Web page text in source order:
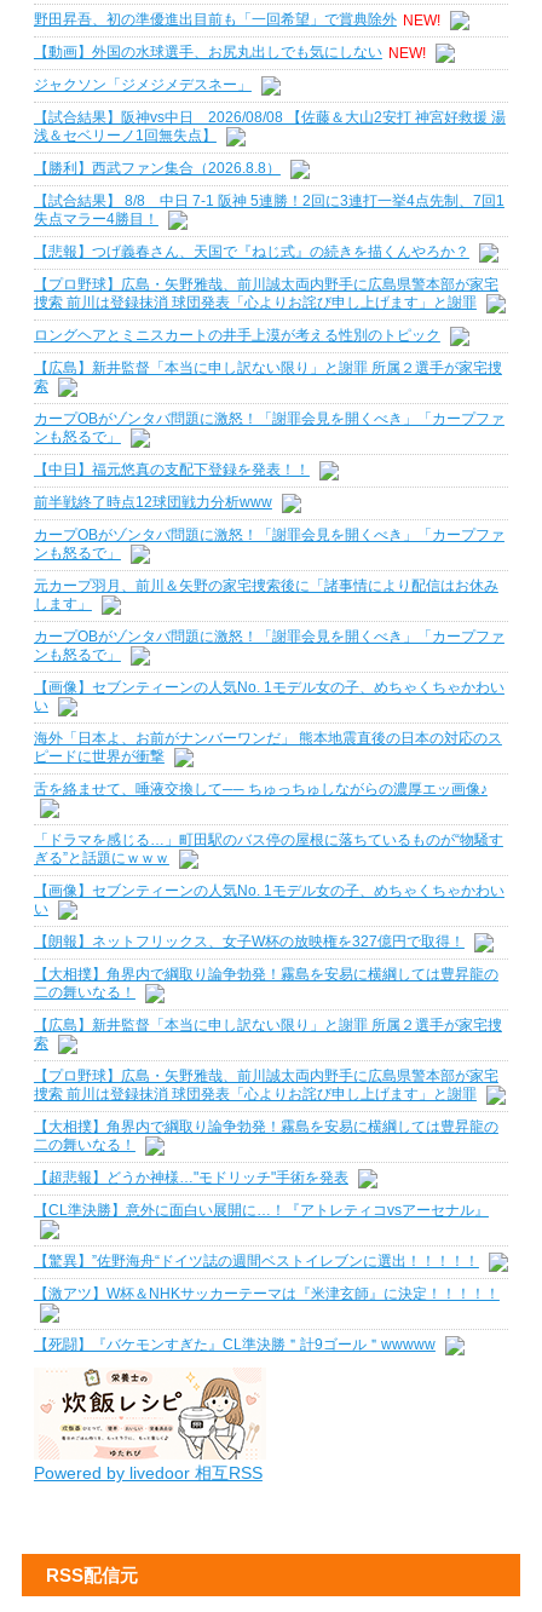
野田昇吾、初の準優進出目前も「一回希望」で賞典除外 NEW!
【動画】外国の水球選手、お尻丸出しでも気にしない NEW!
ジャクソン「ジメジメデスネー」
【試合結果】阪神vs中日 2026/08/08 【佐藤＆大山2安打 神宮好救援 湯
浅＆セベリーノ1回無失点】
【勝利】西武ファン集合（2026.8.8）
【試合結果】 8/8 中日 7-1 阪神 5連勝！2回に3連打一挙4点先制、7回1
失点マラー4勝目！
【悲報】つげ義春さん、天国で『ねじ式』の続きを描くんやろか？
【プロ野球】広島・矢野雅哉、前川誠太両内野手に広島県警本部が家宅
捜索 前川は登録抹消 球団発表「心よりお詫び申し上げます」と謝罪
ロングヘアとミニスカートの井手上漠が考える性別のトピック
【広島】新井監督「本当に申し訳ない限り」と謝罪 所属２選手が家宅捜
索
カープOBがゾンタバ問題に激怒！「謝罪会見を開くべき」「カープファ
ンも怒るで」
【中日】福元悠真の支配下登録を発表！！
前半戦終了時点12球団戦力分析www
カープOBがゾンタバ問題に激怒！「謝罪会見を開くべき」「カープファ
ンも怒るで」
元カープ羽月、前川＆矢野の家宅捜索後に「諸事情により配信はお休み
します」
カープOBがゾンタバ問題に激怒！「謝罪会見を開くべき」「カープファ
ンも怒るで」
【画像】セブンティーンの人気No. 1モデル女の子、めちゃくちゃかわい
い
海外「日本よ、お前がナンバーワンだ」 熊本地震直後の日本の対応のス
ピードに世界が衝撃
舌を絡ませて、唾液交換して── ちゅっちゅしながらの濃厚エッ画像♪
「ドラマを感じる…」町田駅のバス停の屋根に落ちているものが“物騒す
ぎる”と話題にｗｗｗ
【画像】セブンティーンの人気No. 1モデル女の子、めちゃくちゃかわい
い
【朗報】ネットフリックス、女子W杯の放映権を327億円で取得！
【大相撲】角界内で綱取り論争勃発！霧島を安易に横綱しては豊昇龍の
二の舞いなる！
【広島】新井監督「本当に申し訳ない限り」と謝罪 所属２選手が家宅捜
索
【プロ野球】広島・矢野雅哉、前川誠太両内野手に広島県警本部が家宅
捜索 前川は登録抹消 球団発表「心よりお詫び申し上げます」と謝罪
【大相撲】角界内で綱取り論争勃発！霧島を安易に横綱しては豊昇龍の
二の舞いなる！
【超悲報】どうか神様…"モドリッチ"手術を発表
【CL準決勝】意外に面白い展開に…！『アトレティコvsアーセナル』
【驚異】”佐野海舟“ドイツ誌の週間ベストイレブンに選出！！！！！
【激アツ】W杯＆NHKサッカーテーマは『米津玄師』に決定！！！！！
【死闘】『バケモンすぎた』CL準決勝＂計9ゴール＂wwwww
Powered by livedoor 相互RSS
RSS配信元